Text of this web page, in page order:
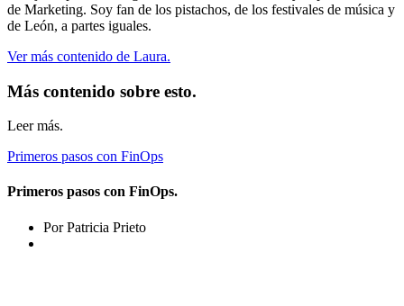
de Marketing. Soy fan de los pistachos, de los festivales de música y
de León, a partes iguales.
Ver más contenido de Laura.
Más contenido sobre esto.
Leer más.
Primeros pasos con FinOps
Primeros pasos con FinOps.
Por Patricia Prieto